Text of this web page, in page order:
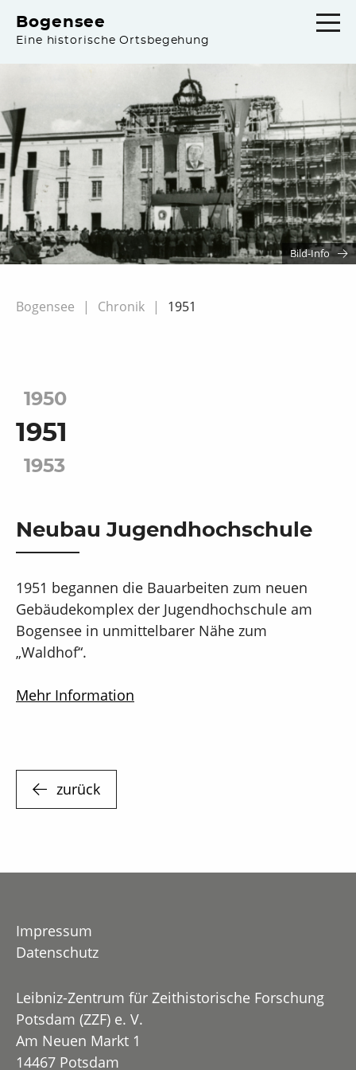
Bogensee
Eine historische Ortsbegehung
Bild-Info
Bogensee Chronik 1951
1950
1951
1953
Neubau Jugendhochschule
1951 begannen die Bauarbeiten zum neuen
Gebäudekomplex der Jugendhochschule am
Bogensee in unmittelbarer Nähe zum
„Waldhof“.
Mehr Information
zurück
Impressum
Datenschutz
Leibniz-Zentrum für Zeithistorische Forschung
Potsdam (ZZF) e. V.
Am Neuen Markt 1
14467 Potsdam